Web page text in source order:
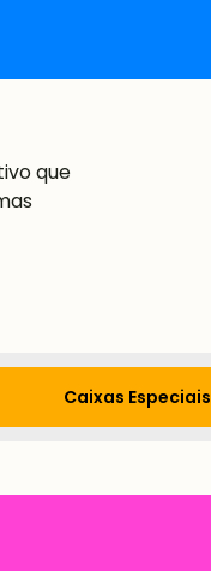
que
Caixas Especiais